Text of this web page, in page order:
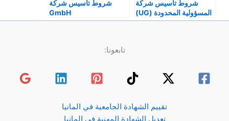
شروط تأسيس شركة
المسؤولية المحدودة (UG)
شروط تأسيس شركة
GmbH
تابعونا:
تقييم الشهادة الجامعية في المانيا
تعديل الشهادة المهنية في المانيا